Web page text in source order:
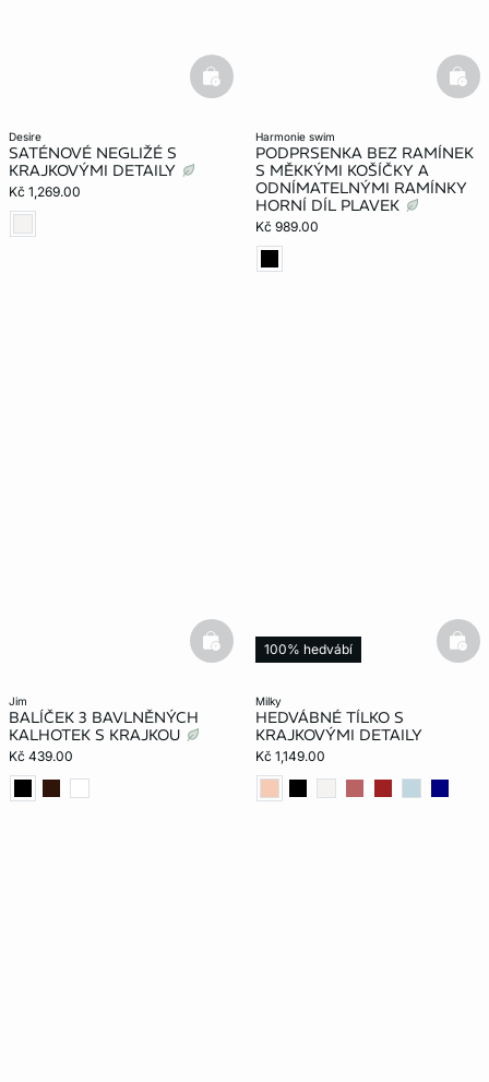
desire
SATÉNOVÉ NEGLIŽÉ S
KRAJKOVÝMI DETAILY
Kč 1,269.00
basketfull
harmonie swim
PODPRSENKA BEZ RAMÍNEK
S MĚKKÝMI KOŠÍČKY A
ODNÍMATELNÝMI RAMÍNKY
HORNÍ DÍL PLAVEK
Kč 989.00
jim
BALÍČEK 3 BAVLNĚNÝCH
KALHOTEK S KRAJKOU
Kč 439.00
basketfull
milky
HEDVÁBNÉ TÍLKO S
KRAJKOVÝMI DETAILY
Kč 1,149.00
100% hedvábí